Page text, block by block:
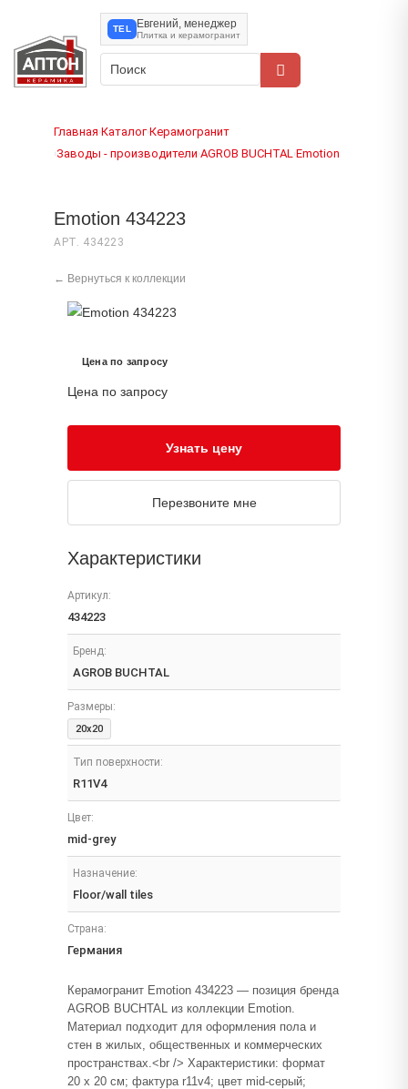
TEL Евгений, менеджер
Плитка и керамогранит
Главная›Каталог›Керамогранит
›Заводы - производители›AGROB BUCHTAL›Emotion
Emotion 434223
АРТ. 434223
← Вернуться к коллекции
Цена по запросу
Цена по запросу
Узнать цену
Перезвоните мне
Характеристики
Артикул:
434223
Бренд:
AGROB BUCHTAL
Размеры:
20x20
Тип поверхности:
R11V4
Цвет:
mid-grey
Назначение:
Floor/wall tiles
Страна:
Германия
Керамогранит Emotion 434223 — позиция бренда
AGROB BUCHTAL из коллекции Emotion.
Материал подходит для оформления пола и
стен в жилых, общественных и коммерческих
пространствах.<br /> Характеристики: формат
20 x 20 см; фактура r11v4; цвет mid-серый;